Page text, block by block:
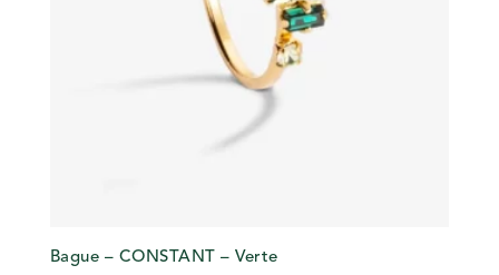
Bague – CONSTANT – Verte